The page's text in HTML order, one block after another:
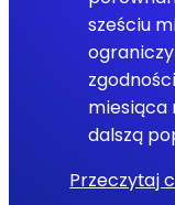
sześciu
miesiąca
dalszą
Przeczytaj